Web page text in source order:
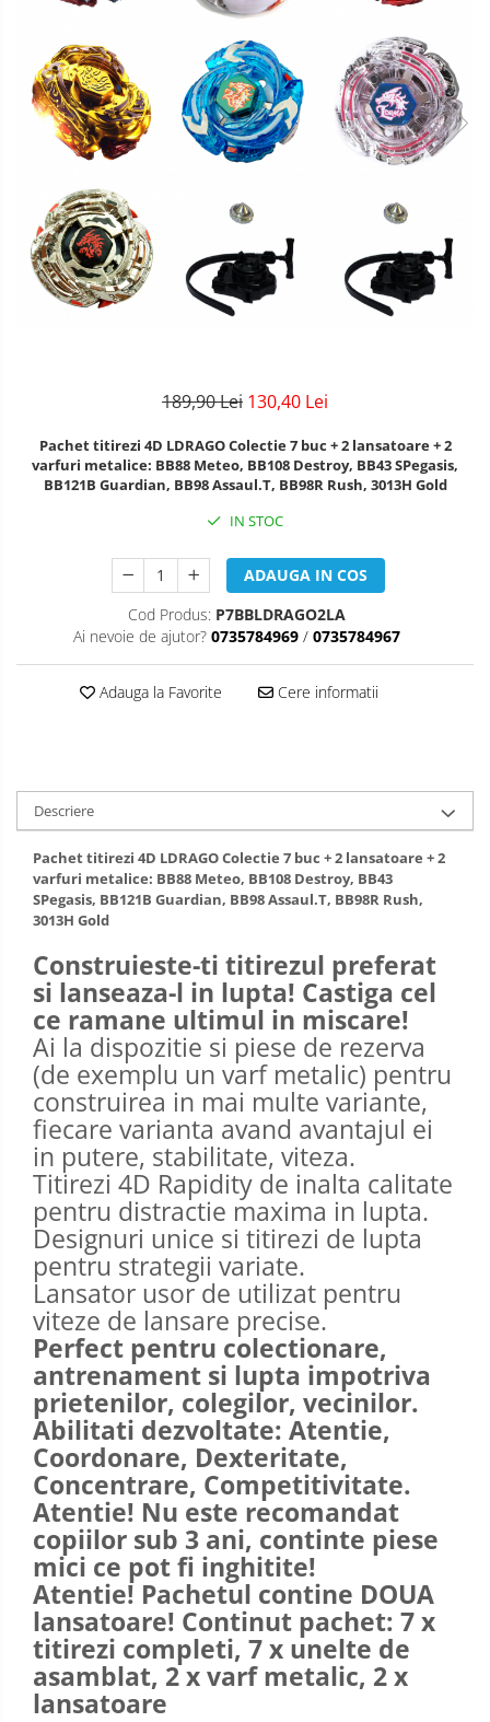
189,90 Lei 130,40 Lei
Pachet titirezi 4D LDRAGO Colectie 7 buc + 2 lansatoare + 2
varfuri metalice: BB88 Meteo, BB108 Destroy, BB43 SPegasis,
BB121B Guardian, BB98 Assaul.T, BB98R Rush, 3013H Gold
IN STOC
ADAUGA IN COS
Cod Produs: P7BBLDRAGO2LA
Ai nevoie de ajutor? 0735784969 / 0735784967
Adauga la Favorite Cere informatii
Descriere
Pachet titirezi 4D LDRAGO Colectie 7 buc + 2 lansatoare + 2
varfuri metalice: BB88 Meteo, BB108 Destroy, BB43
SPegasis, BB121B Guardian, BB98 Assaul.T, BB98R Rush,
3013H Gold
Construieste-ti titirezul preferat
si lanseaza-l in lupta! Castiga cel
ce ramane ultimul in miscare!
Ai la dispozitie si piese de rezerva
(de exemplu un varf metalic) pentru
construirea in mai multe variante,
fiecare varianta avand avantajul ei
in putere, stabilitate, viteza.
Titirezi 4D Rapidity de inalta calitate
pentru distractie maxima in lupta.
Designuri unice si titirezi de lupta
pentru strategii variate.
Lansator usor de utilizat pentru
viteze de lansare precise.
Perfect pentru colectionare,
antrenament si lupta impotriva
prietenilor, colegilor, vecinilor.
Abilitati dezvoltate: Atentie,
Coordonare, Dexteritate,
Concentrare, Competitivitate.
Atentie! Nu este recomandat
copiilor sub 3 ani, continte piese
mici ce pot fi inghitite!
Atentie! Pachetul contine DOUA
lansatoare! Continut pachet: 7 x
titirezi completi, 7 x unelte de
asamblat, 2 x varf metalic, 2 x
lansatoare